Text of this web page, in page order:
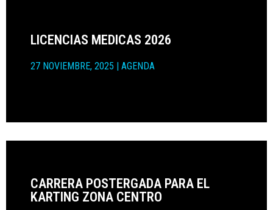
LICENCIAS MEDICAS 2026
27 NOVIEMBRE, 2025 AGENDA
CARRERA POSTERGADA PARA EL
KARTING ZONA CENTRO